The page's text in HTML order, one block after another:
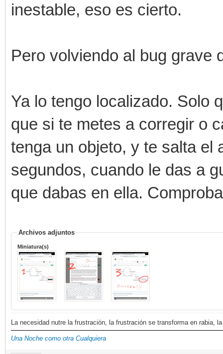
inestable, eso es cierto.
Pero volviendo al bug grave
Ya lo tengo localizado. Solo
que si te metes a corregir o
tenga un objeto, y te salta el
segundos, cuando le das a
que dabas en ella.
Archivos adjuntos
Miniatura(s)
La necesidad nutre la frustración, la frustración se transforma en
Una Noche como otra Cualquiera